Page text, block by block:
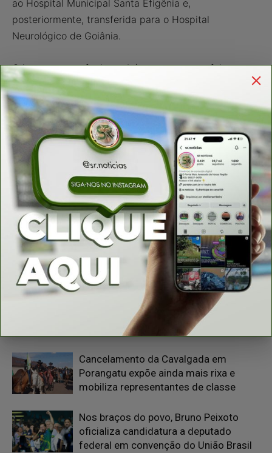
ao Hospital Municipal Santa Efigênia e,
posteriormente, transferida para o Hospital
Neurológico de Goiânia.
O jovem tentou fugir também pra rua, mas foi
atingido e morreu poucos metros dali. os autores do
crime estavam num veículo Gol, de cor prata.
A Polícia Civil de Niquelândia investiga o caso para
encontrar os autores dos disparos.
MATÉRIAS RELACIONADAS Mais do autor
Da Lida Rural ao Legislativo: Eumar da
Berocan Toma Posse na Câmara de
Porangatu nesta Segunda-Feira, 10/08
Cancelamento da Cavalgada em
Porangatu expõe ainda mais rixa e
mobiliza representantes de classe
Nos braços do povo, Bruno Peixoto
oficializa candidatura a deputado
federal em convenção do União Brasil